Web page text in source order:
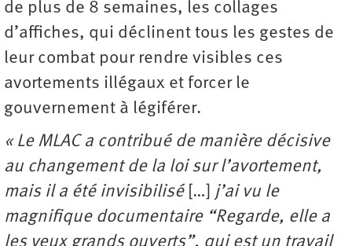
de plus de 8 semaines, les collages
d’affiches, qui déclinent tous les gestes de
leur combat pour rendre visibles ces
avortements illégaux et forcer le
gouvernement à légiférer.
« Le MLAC a contribué de manière décisive
au changement de la loi sur l’avortement,
mais il a été invisibilisé[…] j’ai vu le
magnifique documentaire “Regarde, elle a